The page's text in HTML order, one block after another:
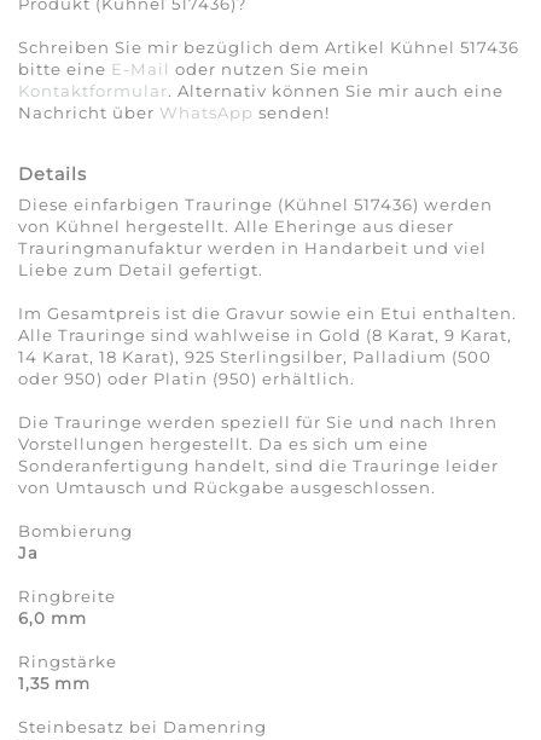
Produkt (Kühnel 517436)?
Schreiben Sie mir bezüglich dem Artikel Kühnel 517436
bitte eine E-Mail oder nutzen Sie mein
Kontaktformular. Alternativ können Sie mir auch eine
Nachricht über WhatsApp senden!
Details
Diese einfarbigen Trauringe (Kühnel 517436) werden
von Kühnel hergestellt. Alle Eheringe aus dieser
Trauringmanufaktur werden in Handarbeit und viel
Liebe zum Detail gefertigt.
Im Gesamtpreis ist die Gravur sowie ein Etui enthalten.
Alle Trauringe sind wahlweise in Gold (8 Karat, 9 Karat,
14 Karat, 18 Karat), 925 Sterlingsilber, Palladium (500
oder 950) oder Platin (950) erhältlich.
Die Trauringe werden speziell für Sie und nach Ihren
Vorstellungen hergestellt. Da es sich um eine
Sonderanfertigung handelt, sind die Trauringe leider
von Umtausch und Rückgabe ausgeschlossen.
Bombierung
Ja
Ringbreite
6,0 mm
Ringstärke
1,35 mm
Steinbesatz bei Damenring